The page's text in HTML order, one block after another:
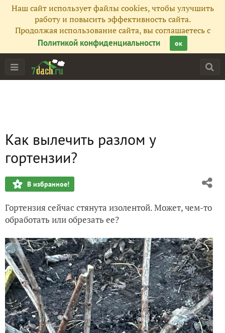
Наш сайт использует файлы cookies, чтобы улучшить
работу и повысить эффективность сайта.
Продолжая использование сайта, вы соглашаетесь с
Политикой конфиденциальности
ок
Как вылечить разлом у
гортензии?
В избранное!
Гортензия сейчас стянута изолентой. Может, чем-то
обработать или обрезать ее?